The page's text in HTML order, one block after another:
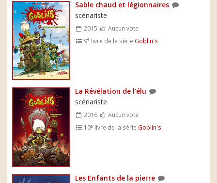
Sable chaud et légionnaires
scénariste
2015
Aucun vote
9e livre de la série Goblin's
La Révélation de l'élu
scénariste
2016
Aucun vote
10e livre de la série Goblin's
Les Enfants de la pierre